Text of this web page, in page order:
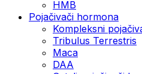
HMB
Pojačivači hormona
Kompleksni
Tribulus Terrestris
Maca
DAA